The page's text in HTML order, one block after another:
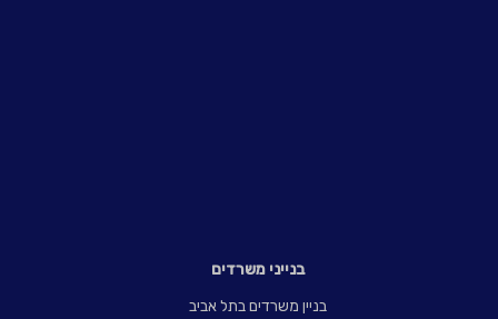
בנייני משרדים
בניין משרדים בתל אביב